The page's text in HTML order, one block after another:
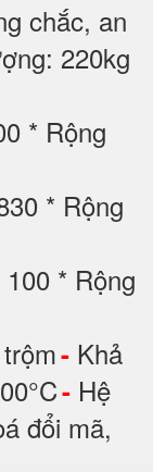
chắc, an
220kg
* Rộng
* Rộng
* Rộng
- Khả
- Hệ
đổi mã,